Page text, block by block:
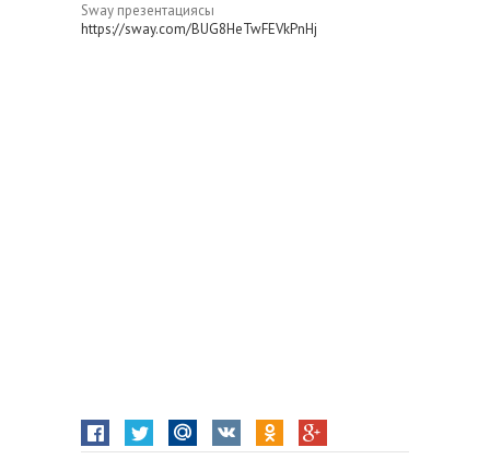
Sway презентациясы
https://sway.com/BUG8HeTwFEVkPnHj